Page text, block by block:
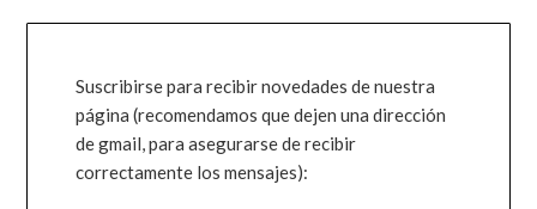
Suscribirse para recibir novedades de nuestra
página (recomendamos que dejen una dirección
de gmail, para asegurarse de recibir
correctamente los mensajes):